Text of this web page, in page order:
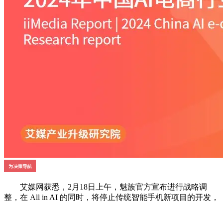
艾媒网获悉，2月18日上午，魅族官方宣布进行战略调
整，在 All in AI 的同时，将停止传统智能手机新项目的开发，